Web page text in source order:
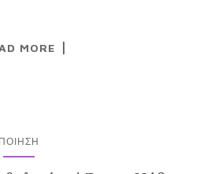
MORE
ΠΟΊΗΣΗ